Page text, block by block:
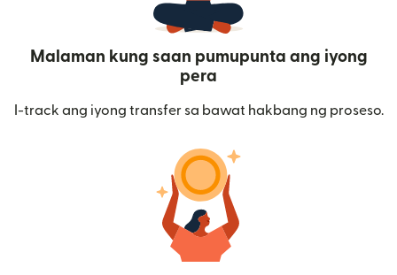
Malaman kung saan pumupunta ang iyong
pera
I-track ang iyong transfer sa bawat hakbang ng proseso.